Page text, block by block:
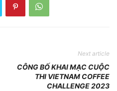
Next article
CÔNG BỐ KHAI MẠC CUỘC
THI VIETNAM COFFEE
CHALLENGE 2023